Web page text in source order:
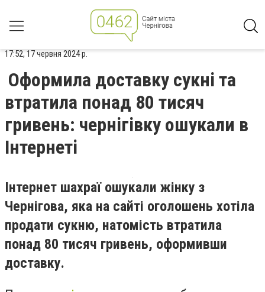
17:52, 17 червня 2024 р.
Оформила доставку сукні та
втратила понад 80 тисяч
гривень: чернігівку ошукали в
Інтернеті
Інтернет шахраї ошукали жінку з
Чернігова, яка на сайті оголошень хотіла
продати сукню, натомість втратила
понад 80 тисяч гривень, оформивши
доставку.